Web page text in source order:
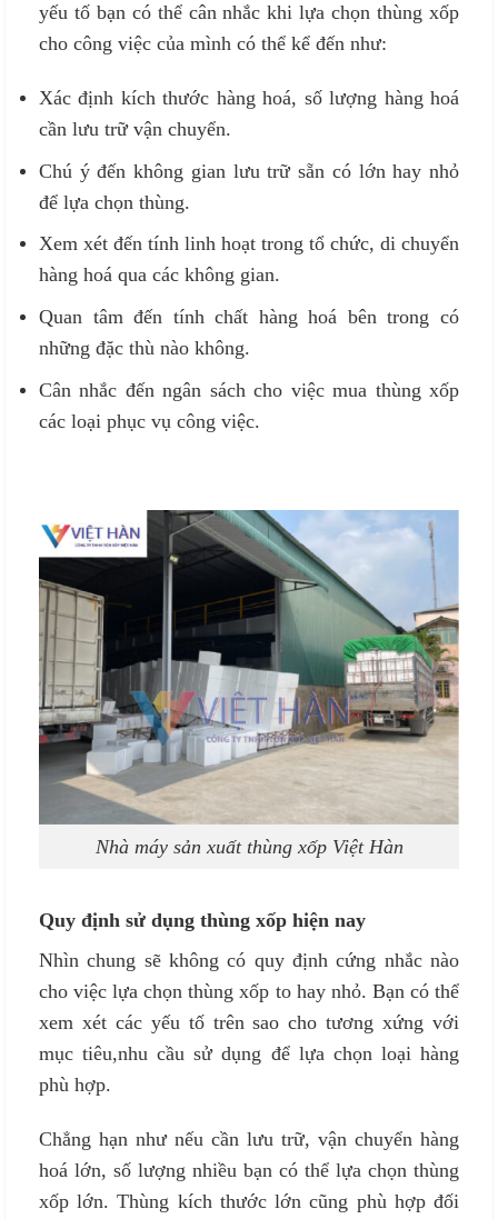
yếu tố bạn có thể cân nhắc khi lựa chọn thùng xốp
cho công việc của mình có thể kể đến như:
Xác định kích thước hàng hoá, số lượng hàng hoá
cần lưu trữ vận chuyển.
Chú ý đến không gian lưu trữ sẵn có lớn hay nhỏ
để lựa chọn thùng.
Xem xét đến tính linh hoạt trong tổ chức, di chuyển
hàng hoá qua các không gian.
Quan tâm đến tính chất hàng hoá bên trong có
những đặc thù nào không.
Cân nhắc đến ngân sách cho việc mua thùng xốp
các loại phục vụ công việc.
Nhà máy sản xuất thùng xốp Việt Hàn
Quy định sử dụng thùng xốp hiện nay
Nhìn chung sẽ không có quy định cứng nhắc nào
cho việc lựa chọn thùng xốp to hay nhỏ. Bạn có thể
xem xét các yếu tố trên sao cho tương xứng với
mục tiêu,nhu cầu sử dụng để lựa chọn loại hàng
phù hợp.
Chẳng hạn như nếu cần lưu trữ, vận chuyển hàng
hoá lớn, số lượng nhiều bạn có thể lựa chọn thùng
xốp lớn. Thùng kích thước lớn cũng phù hợp đối